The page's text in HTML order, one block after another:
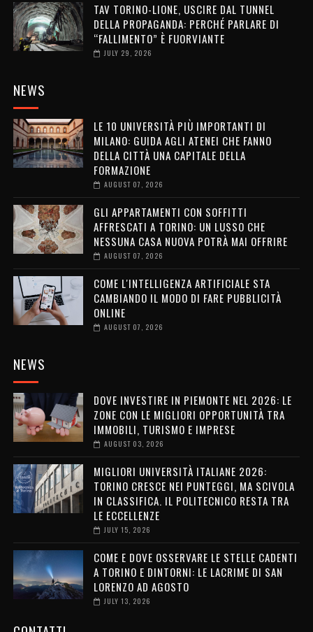
TAV TORINO-LIONE, USCIRE DAL TUNNEL
DELLA PROPAGANDA: PERCHÉ PARLARE DI
“FALLIMENTO” È FUORVIANTE
JULY 29, 2026
NEWS
LE 10 UNIVERSITÀ PIÙ IMPORTANTI DI
MILANO: GUIDA AGLI ATENEI CHE FANNO
DELLA CITTÀ UNA CAPITALE DELLA
FORMAZIONE
AUGUST 07, 2026
GLI APPARTAMENTI CON SOFFITTI
AFFRESCATI A TORINO: UN LUSSO CHE
NESSUNA CASA NUOVA POTRÀ MAI OFFRIRE
AUGUST 07, 2026
COME L'INTELLIGENZA ARTIFICIALE STA
CAMBIANDO IL MODO DI FARE PUBBLICITÀ
ONLINE
AUGUST 07, 2026
NEWS
DOVE INVESTIRE IN PIEMONTE NEL 2026: LE
ZONE CON LE MIGLIORI OPPORTUNITÀ TRA
IMMOBILI, TURISMO E IMPRESE
AUGUST 03, 2026
MIGLIORI UNIVERSITÀ ITALIANE 2026:
TORINO CRESCE NEI PUNTEGGI, MA SCIVOLA
IN CLASSIFICA. IL POLITECNICO RESTA TRA
LE ECCELLENZE
JULY 15, 2026
COME E DOVE OSSERVARE LE STELLE CADENTI
A TORINO E DINTORNI: LE LACRIME DI SAN
LORENZO AD AGOSTO
JULY 13, 2026